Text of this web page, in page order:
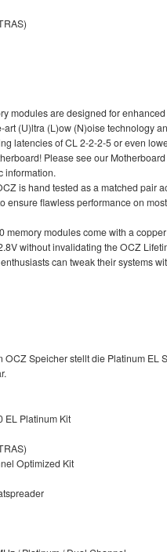
modules are designed for
(U)ltra (L)ow (N)oise technology
latencies of CL 2-2-2-5 or even
Please see our Motherboard
information.
is hand tested as a matched pair
ensure flawless performance on most
memory modules come with a
without invalidating the OCZ
can tweak their systems
OCZ Speicher stellt die Platinum EL
EL Platinum Kit
Optimized Kit